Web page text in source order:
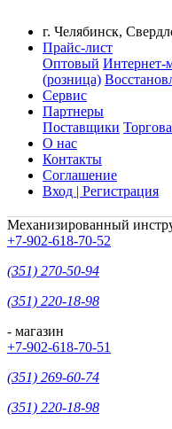
г. Челябинск,
Прайс-лист
Оптовый Интернет-
(розница)
Сервис
Партнеры
Поставщики
О нас
Контакты
Соглашение
Вход | Регистрация
Механизированный
+7-902-618-70-52
(351) 270-50-94
(351) 220-18-98
- магазин
+7-902-618-70-51
(351) 269-60-74
(351) 220-18-98